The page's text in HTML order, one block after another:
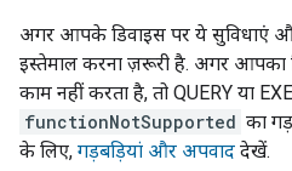
अगर आपके डिवाइस पर ये सुविधाएं
इस्तेमाल करना ज़रूरी है. अगर आपका
काम नहीं करता है, तो QUERY या
functionNotSupported का
के लिए, गड़बड़ियां और अपवाद देखें.